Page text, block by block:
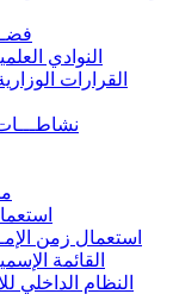
النوادي
القرارات
استعمال زمن
القائمة
النظام الداخلي